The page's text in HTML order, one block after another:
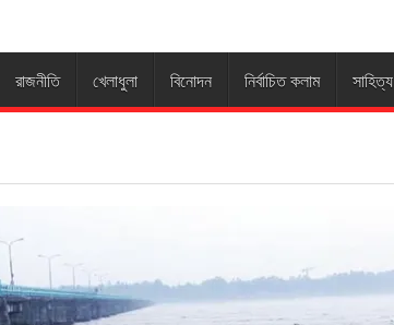
রাজনীতি খেলাধুলা বিনোদন নির্বাচিত কলাম সাহিত্য